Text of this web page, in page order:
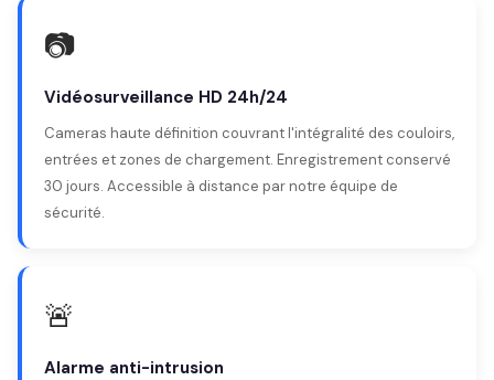
📷
Vidéosurveillance HD 24h/24
Cameras haute définition couvrant l'intégralité des couloirs,
entrées et zones de chargement. Enregistrement conservé
30 jours. Accessible à distance par notre équipe de
sécurité.
🚨
Alarme anti-intrusion